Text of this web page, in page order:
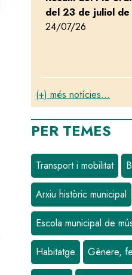
del 23 de juliol
24/07/26
(+) més notícies...
PER TEMES
Transport i mobilitat
Arxiu històric municipal
Escola municipal de
Habitatge Gènere,